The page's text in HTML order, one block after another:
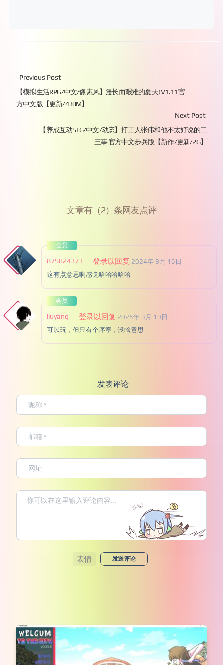
Previous Post
【模拟生活RPG/中文/像素风】漫长而艰难的夏天! V1.11 官
方中文版【更新/430M】
Next Post
【养成互动SLG/中文/动态】打工人张伟和他不太好说的二
三事 官方中文步兵版【新作/更新/2G】
文章有（2）条网友点评
会员
登录以回复
879824373
2024年 9月 16日
这有点意思啊感觉哈哈哈哈哈
会员
登录以回复
liuyang
2025年 3月 19日
可以玩，但只有个序章，没啥意思
发表评论
表情 发送评论